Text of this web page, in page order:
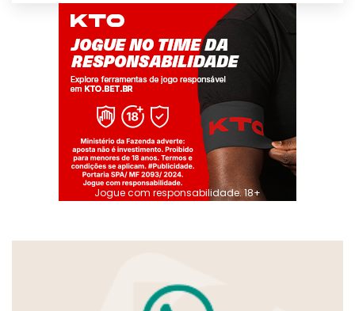
Jogue com responsabilidade. 18+